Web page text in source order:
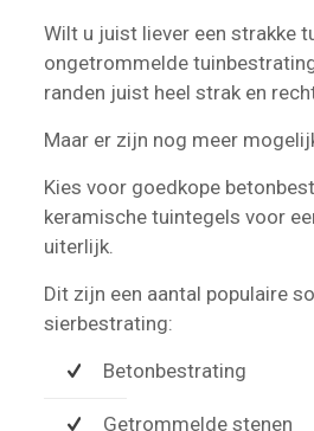
Wilt u juist liever een strakke
ongetrommelde
randen juist heel strak en
Maar er zijn nog meer
Kies voor goedkope
keramische tuintegels voor
uiterlijk.
Dit zijn een aantal populaire
sierbestrating:
Betonbestrating
Getrommelde stenen